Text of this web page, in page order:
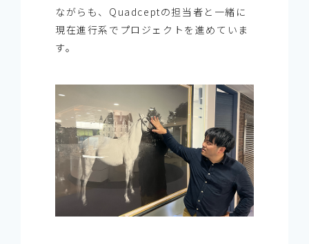
ながらも、Quadceptの担当者と一緒に
現在進行系でプロジェクトを進めていま
す。